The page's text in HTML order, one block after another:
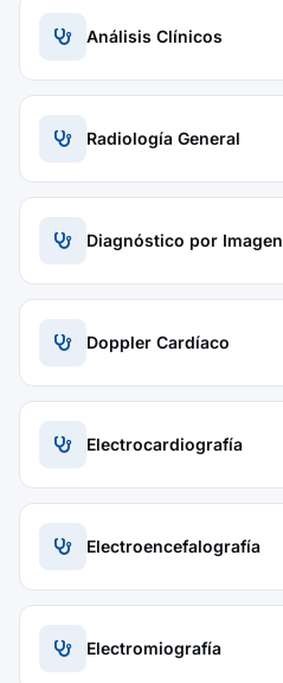
Análisis Clínicos
Radiología General
Diagnóstico por Imagen
Doppler Cardíaco
Electrocardiografía
Electroencefalografía
Electromiografía